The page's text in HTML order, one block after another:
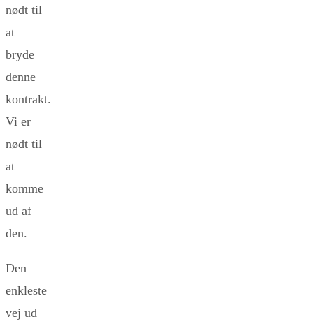
nødt til
at
bryde
denne
kontrakt.
Vi er
nødt til
at
komme
ud af
den.
Den
enkleste
vej ud